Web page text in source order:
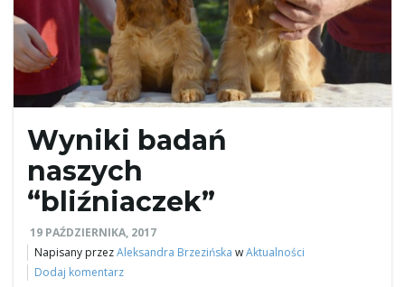
Wyniki badań
naszych
“bliźniaczek”
19 PAŹDZIERNIKA, 2017
Napisany przezAleksandra Brzezińska wAktualności
Dodaj komentarz